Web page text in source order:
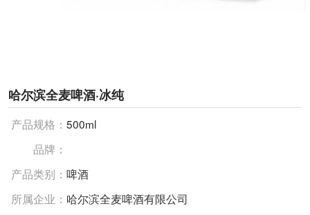
哈尔滨全麦啤酒·冰纯
产品规格： 500ml
品牌：
产品类别： 啤酒
所属企业： 哈尔滨全麦啤酒有限公司